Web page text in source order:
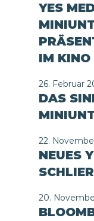
YES
IM KINO
26. Februar
DAS
22.
NEUES
20.